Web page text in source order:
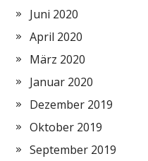
Juni 2020
April 2020
März 2020
Januar 2020
Dezember 2019
Oktober 2019
September 2019